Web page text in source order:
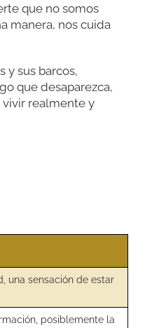
que no somos
manera, nos cuida
y sus barcos,
que desaparezca,
vivir realmente y
una sensación de estar
posiblemente la